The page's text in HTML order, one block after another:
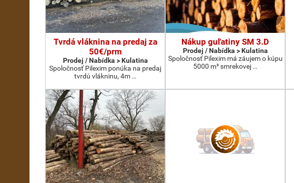
Tvrdá vláknina na predaj za
50€/prm
Prodej / Nabídka > Kulatina
Spoločnosť Pilexim ponúka na predaj
tvrdú vlákninu, 4m …
Nákup guľatiny SM 3.D
Prodej / Nabídka > Kulatina
Spoločnosť Pilexim má záujem o kúpu
5000 m³ smrekovej …